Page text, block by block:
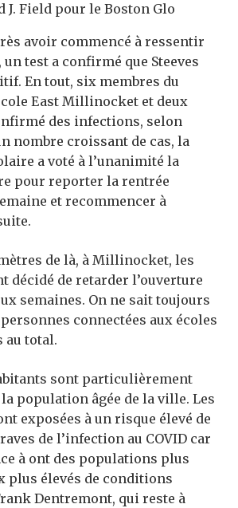
J. Field pour le Boston Glo
avoir commencé à ressentir
test a confirmé que Steeves
En tout, six membres du
East Millinocket et deux
des infections, selon
nombre croissant de cas, la
a voté à l’unanimité la
pour reporter la rentrée
et recommencer à
de là, à Millinocket, les
décidé de retarder l’ouverture
semaines. On ne sait toujours
connectées aux écoles
au total.
sont particulièrement
population âgée de la ville. Les
exposées à un risque élevé de
de l’infection au COVID car
à ont des populations plus
plus élevés de conditions
Dentremont, qui reste à